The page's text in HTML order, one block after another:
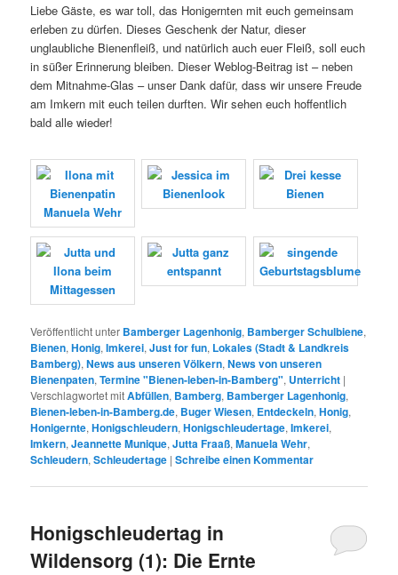
Liebe Gäste, es war toll, das Honigernten mit euch gemeinsam
erleben zu dürfen. Dieses Geschenk der Natur, dieser
unglaubliche Bienenfleiß, und natürlich auch euer Fleiß, soll euch
in süßer Erinnerung bleiben. Dieser Weblog-Beitrag ist – neben
dem Mitnahme-Glas – unser Dank dafür, dass wir unsere Freude
am Imkern mit euch teilen durften. Wir sehen euch hoffentlich
bald alle wieder!
Veröffentlicht unter Bamberger Lagenhonig, Bamberger Schulbiene,
Bienen,Honig,Imkerei,Just for fun, Lokales (Stadt & Landkreis
Bamberg),News aus unseren Völkern,News von unseren
Bienenpaten,Termine "Bienen-leben-in-Bamberg", Unterricht |
Verschlagwortet mitAbfüllen, Bamberg, Bamberger Lagenhonig,
Bienen-leben-in-Bamberg.de, Buger Wiesen, Entdeckeln,Honig,
Honigernte,Honigschleudern,Honigschleudertage,Imkerei,
Imkern,Jeannette Munique,Jutta Fraaß,Manuela Wehr,
Schleudern,Schleudertage |Schreibe einen Kommentar
Honigschleudertag in
Wildensorg (1): Die Ernte